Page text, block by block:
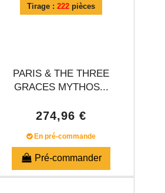
Tirage :222 pièces
PARIS & THE THREE
GRACES MYTHOS...
274,96 €
En pré-commande
Pré-commander